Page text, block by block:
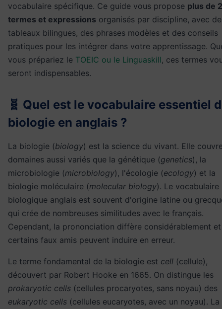
vocabulaire spécifique. Ce guide vous propose plus de
termes et expressions organisés par discipline, avec
tableaux bilingues, des phrases modèles et des conseils
pratiques pour les intégrer dans votre apprentissage.
vous prépariez le TOEIC ou le Linguaskill, ces termes
seront indispensables.
🧬 Quel est le vocabulaire essentiel
biologie en anglais ?
La biologie (biology) est la science du vivant. Elle
domaines aussi variés que la génétique (genetics), la
microbiologie (microbiology), l'écologie (ecology) et la
biologie moléculaire (molecular biology). Le vocabulaire
biologique anglais est souvent d'origine latine ou
qui crée de nombreuses similitudes avec le français.
Cependant, la prononciation diffère considérablement et
certains faux amis peuvent induire en erreur.
Le terme fondamental de la biologie est cell (cellule),
découvert par Robert Hooke en 1665. On distingue les
prokaryotic cells (cellules procaryotes, sans noyau) des
eukaryotic cells (cellules eucaryotes, avec un noyau). La